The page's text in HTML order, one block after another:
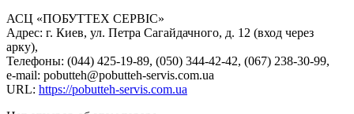
АСЦ «ПОБУТТЕХ СЕРВІС»
Адрес: г. Киев, ул. Петра Сагайдачного, д. 12 (вход через
арку),
Телефоны: (044) 425-19-89, (050) 344-42-42, (067) 238-30-99,
e-mail: pobutteh@pobutteh-servis.com.ua
URL: https://pobutteh-servis.com.ua